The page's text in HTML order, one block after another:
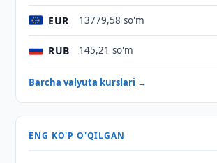
EUR 13779,58 so'm
RUB 145,21 so'm
Barcha valyuta kurslari →
ENG KO'P O'QILGAN